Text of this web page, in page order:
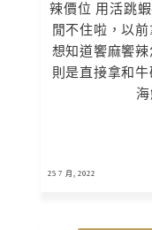
辣價位 用活跳
閒不住啦，以
想知道饗麻饗
則是直接拿和
25 7 月, 2022